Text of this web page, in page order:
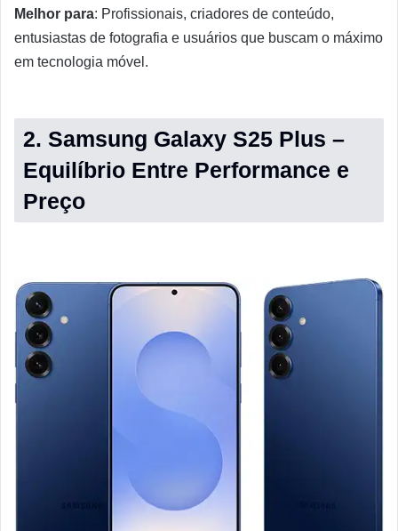
Melhor para: Profissionais, criadores de conteúdo,
entusiastas de fotografia e usuários que buscam o máximo
em tecnologia móvel.
2. Samsung Galaxy S25 Plus –
Equilíbrio Entre Performance e
Preço